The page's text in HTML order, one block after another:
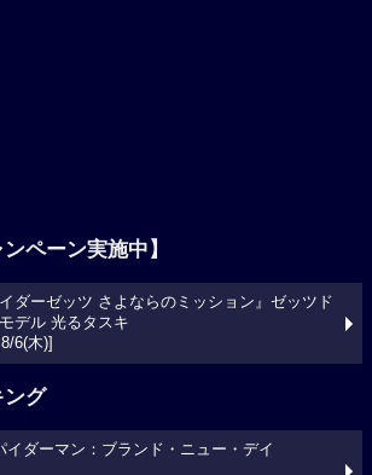
ペーン実施中】
イダーゼッツ さよならのミッション』ゼッツド
デル 光るタスキ
6(木)]
ング
ダーマン：ブランド・ニュー・デイ